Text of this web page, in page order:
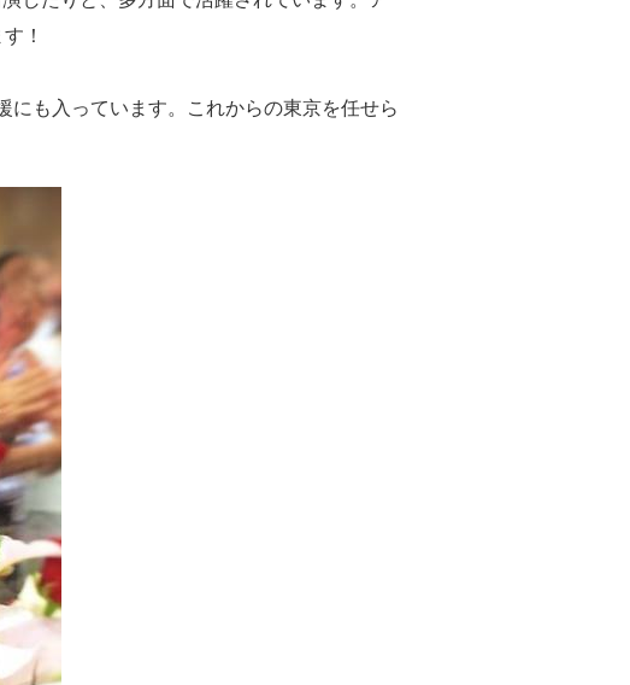
！
にも入っています。これからの東京を任せら